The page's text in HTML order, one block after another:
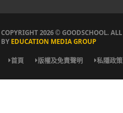
COPYRIGHT 2026 © GOODSCHOOL. ALL
BY EDUCATION MEDIA GROUP
首頁 版權及免責聲明 私隱政策